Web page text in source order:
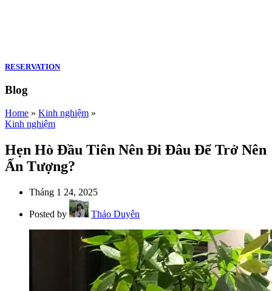
RESERVATION
Blog
Home » Kinh nghiệm »
Kinh nghiệm
Hẹn Hò Đầu Tiên Nên Đi Đâu Để Trở Nên
Ấn Tượng?
Tháng 1 24, 2025
Posted by Thảo Duyên